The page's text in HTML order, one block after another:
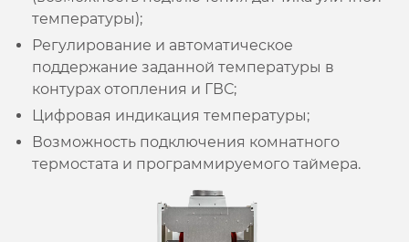
температуры);
Регулирование и автоматическое
поддержание заданной температуры в
контурах отопления и ГВС;
Цифровая индикация температуры;
Возможность подключения комнатного
термостата и программируемого таймера.